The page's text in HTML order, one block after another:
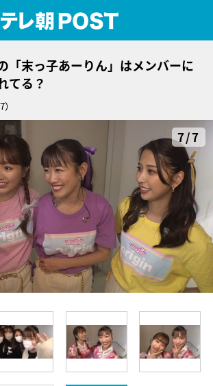
「末っ子あーりん」はメンバーに
てる？
7/7